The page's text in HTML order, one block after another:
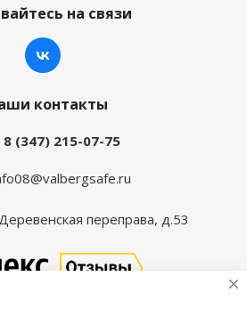
на связи
контакты
8 (347) 215-07-75
переправа, д.53